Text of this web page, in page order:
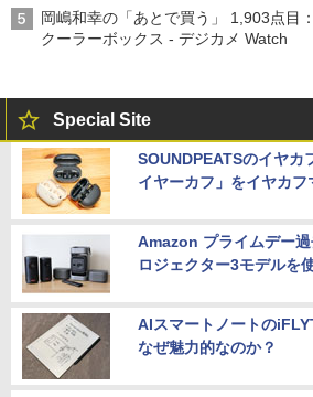
岡嶋和幸の「あとで買う」 1,903点目
クーラーボックス - デジカメ Watch
Special Site
SOUNDPEATSのイヤカ
イヤーカフ」をイヤカフ
Amazon プライムデー
ロジェクター3モデルを
AIスマートノートの
なぜ魅力的なのか？